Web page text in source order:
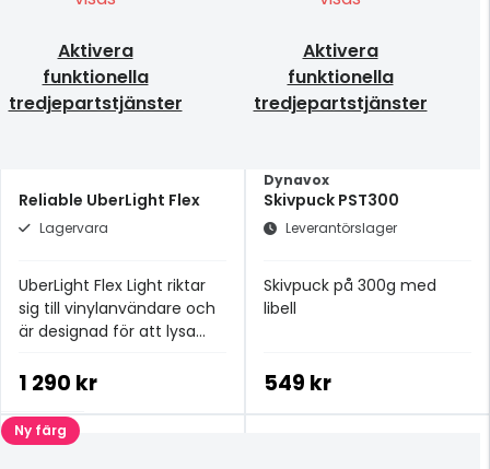
Aktivera
funktionella
tredjepartstjänster
Reliable UberLight Flex
Lagervara
UberLight Flex Light riktar
sig till vinylanvändare och
är designad för att lysa
skivspelare
1 290 kr
Aktivera
funktionella
tredjepartstjänster
Dynavox
Skivpuck PST300
Leverantörslager
Skivpuck på 300g med
libell
549 kr
Ny färg